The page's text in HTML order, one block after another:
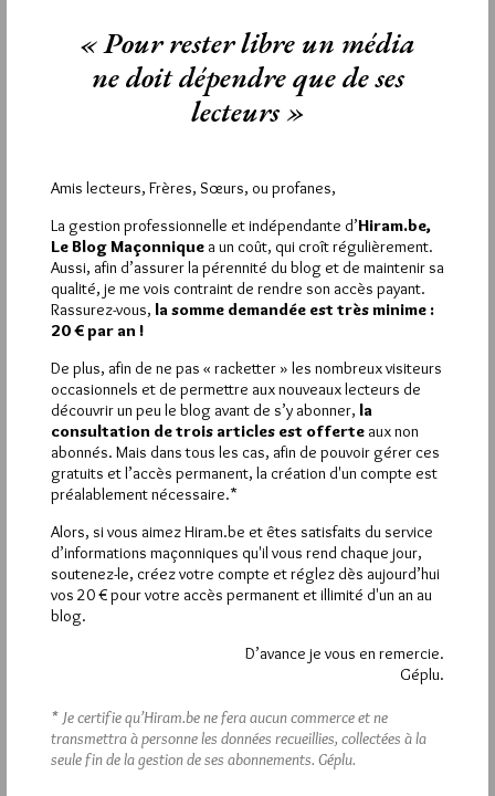
Aucun commentaire
Philippe Foussier Pierre Mollier
La rédaction de commentaires est
réservée aux abonnés.
Si vous souhaitez rédiger des
commentaires, vous devez :
VOUS INSCRIRE
Déjà inscrit(e) ?Connectez-vous
Hier jeudi 6 août 2026, Hiram.be a reçu1 672 visiteset
2 608 pagesont été lues (Source : Pirsch.io)
« Pour rester libre un média
ne doit dépendre que de ses
lecteurs »
Amis lecteurs, Frères, Sœurs, ou profanes,
La gestion professionnelle et indépendante d’Hiram.be,
Le Blog Maçonnique a un coût, qui croît régulièrement.
Aussi, afin d’assurer la pérennité du blog et de maintenir sa
qualité, je me vois contraint de rendre son accès payant.
Rassurez-vous, la somme demandée est très minime :
20 € par an !
De plus, afin de ne pas « racketter » les nombreux visiteurs
occasionnels et de permettre aux nouveaux lecteurs de
découvrir un peu le blog avant de s’y abonner, la
consultation de trois articles est offerte aux non
abonnés. Mais dans tous les cas, afin de pouvoir gérer ces
gratuits et l’accès permanent, la création d'un compte est
préalablement nécessaire.*
Alors, si vous aimez Hiram.be et êtes satisfaits du service
d’informations maçonniques qu'il vous rend chaque jour,
soutenez-le, créez votre compte et réglez dès aujourd’hui
vos 20 € pour votre accès permanent et illimité d'un an au
blog.
D’avance je vous en remercie.
Géplu.
* Je certifie qu’Hiram.be ne fera aucun commerce et ne
transmettra à personne les données recueillies, collectées à la
seule fin de la gestion de ses abonnements. Géplu.